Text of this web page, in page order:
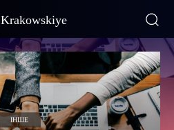
Krakowskiye
ІНШЕ